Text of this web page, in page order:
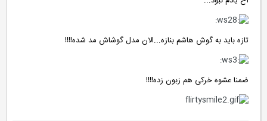
تازه باید به گوش هاشم بنازه...الان مدل گوشاش مد شده!!!!
ضمنا عشوه خرکی هم زبون زده!!!!